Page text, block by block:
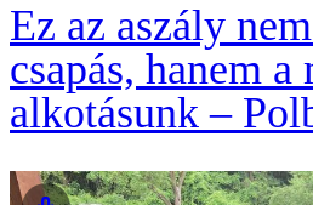
Ez az aszály
csapás, hanem a
alkotásunk –